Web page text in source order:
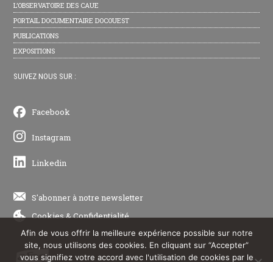
L’OBSERVATOIRE DES CAUE
PORTAIL DOCUMENTAIRE DOCOUEST
PUBLICATIONS
EXPOSITIONS
SUIVEZ NOUS SUR :
Facebook
Instagram
Linkedin
S'abonner à notre newsletter
Cookies&Confidentialité
Afin de vous offrir la meilleure expérience possible sur notre
site, nous utilisons des cookies. En cliquant sur “Accepter”
vous signifiez votre accord avec l'utilisation de cookies par le